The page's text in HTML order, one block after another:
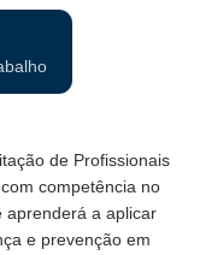
de Profissionais
competência no
aprenderá a aplicar
e prevenção em